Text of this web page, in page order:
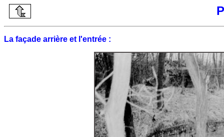
La façade arrière et l'entrée :